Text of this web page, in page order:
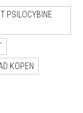
PSILOCYBINE
KOPEN